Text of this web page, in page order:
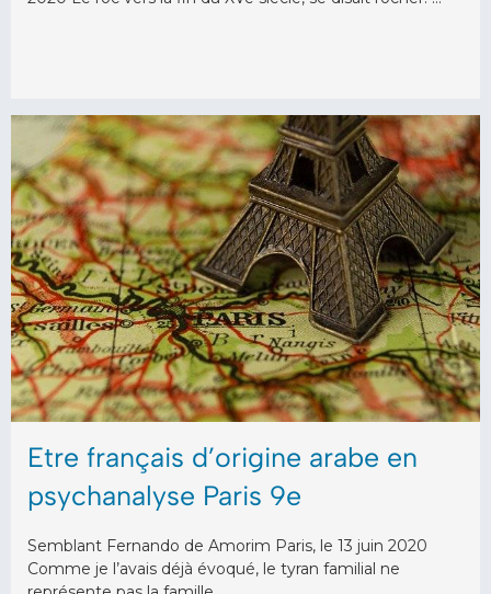
Etre français d’origine arabe en
psychanalyse Paris 9e
Semblant Fernando de Amorim Paris, le 13 juin 2020
Comme je l’avais déjà évoqué, le tyran familial ne